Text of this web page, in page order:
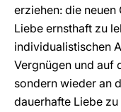
erziehen: die
Liebe ernsthaft zu
individualistischen
Vergnügen und auf
sondern wieder an
dauerhafte Liebe